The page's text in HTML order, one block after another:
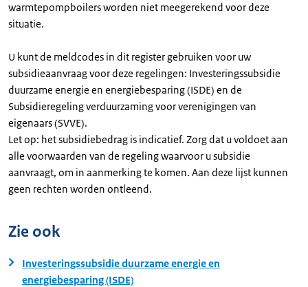
warmtepompboilers worden niet meegerekend voor deze
situatie.
U kunt de meldcodes in dit register gebruiken voor uw
subsidieaanvraag voor deze regelingen: Investeringssubsidie
duurzame energie en energiebesparing (ISDE) en de
Subsidieregeling verduurzaming voor verenigingen van
eigenaars (SVVE).
Let op: het subsidiebedrag is indicatief. Zorg dat u voldoet aan
alle voorwaarden van de regeling waarvoor u subsidie
aanvraagt, om in aanmerking te komen. Aan deze lijst kunnen
geen rechten worden ontleend.
Zie ook
Investeringssubsidie duurzame energie en
energiebesparing (ISDE)